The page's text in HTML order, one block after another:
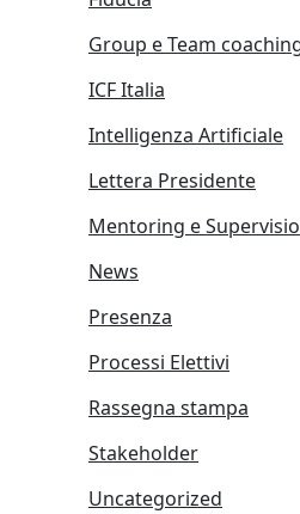
Group e Team
ICF Italia
Intelligenza Artificiale
Lettera Presidente
Mentoring e
News
Presenza
Processi Elettivi
Rassegna stampa
Stakeholder
Uncategorized